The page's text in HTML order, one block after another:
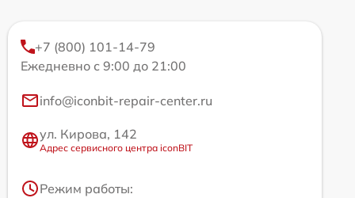
+7 (800) 101-14-79
Ежедневно с 9:00 до 21:00
info@iconbit-repair-center.ru
ул. Кирова, 142
Адрес сервисного центра iconBIT
Режим работы: